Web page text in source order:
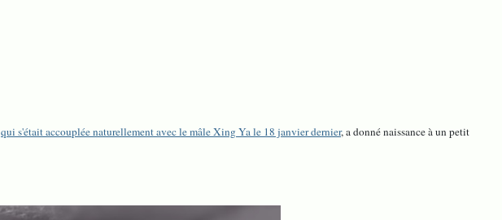
qui s'était accouplée naturellement avec le mâle Xing Ya le 18 janvier dernier, a donné naissance à un petit